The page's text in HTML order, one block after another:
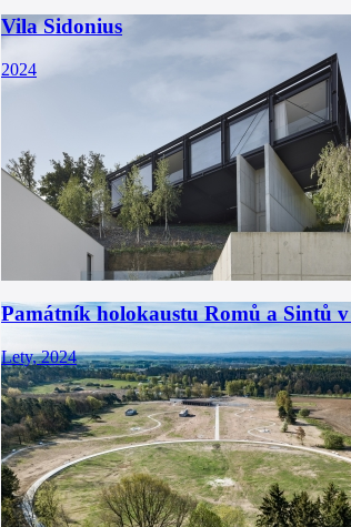
Vila Sidonius
2024
Památník holokaustu Romů a Sintů v
Lety, 2024